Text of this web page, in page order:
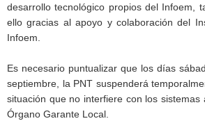
desarrollo tecnológico propios del Infoem,
ello gracias al apoyo y colaboración del
Infoem.
Es necesario puntualizar que los días
septiembre, la PNT suspenderá
situación que no interfiere con los sistemas
Órgano Garante Local.